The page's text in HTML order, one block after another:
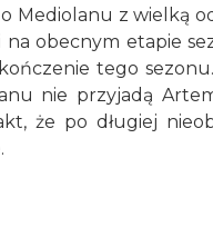
Mediolanu z wielką
obecnym etapie
tego
nie przyjadą
że po długiej